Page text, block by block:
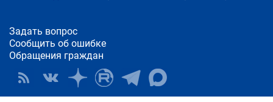
Задать вопрос
Сообщить об ошибке
Обращения граждан